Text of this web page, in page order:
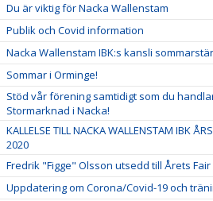
Du är viktig för Nacka Wallenstam
Publik och Covid information
Nacka Wallenstam IBK:s kansli
Sommar i Orminge!
Stöd vår förening samtidigt som du
Stormarknad i Nacka!
KALLELSE TILL NACKA WALLENSTAM IBK
2020
Fredrik "Figge" Olsson utsedd till Årets
Uppdatering om Corona/Covid-19 och